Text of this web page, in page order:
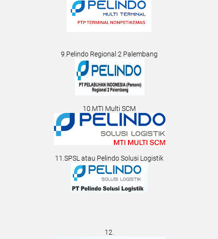
9.Pelindo Regional 2 Palembang
10.MTI Multi SCM
11.SPSL atau Pelindo Solusi Logistik
12.